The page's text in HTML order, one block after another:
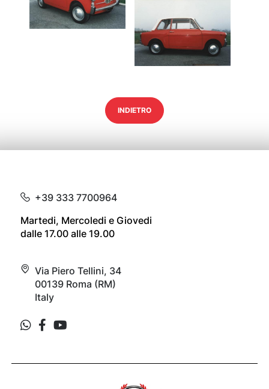
INDIETRO
+39 333 7700964
Martedi, Mercoledi e Giovedi
dalle 17.00 alle 19.00
Via Piero Tellini, 34
00139 Roma (RM)
Italy